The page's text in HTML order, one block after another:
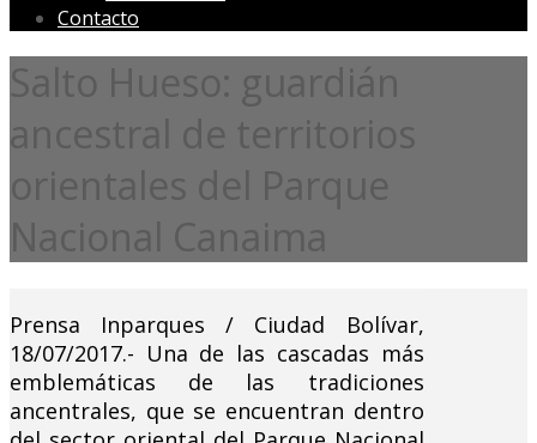
Contacto
Salto Hueso: guardián
ancestral de territorios
orientales del Parque
Nacional Canaima
Prensa Inparques / Ciudad Bolívar,
18/07/2017.- Una de las cascadas más
emblemáticas de las tradiciones
ancentrales, que se encuentran dentro